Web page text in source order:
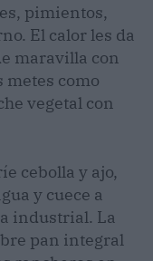
pimientos,
El calor les da
maravilla con
como
vegetal con
cebolla y ajo,
y cuece a
industrial. La
pan integral